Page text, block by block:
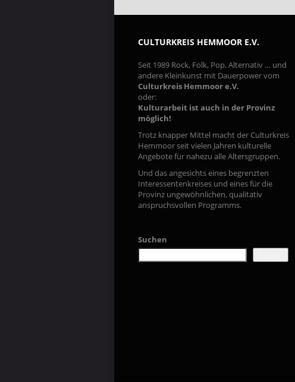
CULTURKREIS HEMMOOR E.V.
Seit 1989 Rock, Folk, Pop, Alternativ … und
andere Kleinkunst mit Dauerpower vom
Culturkreis Hemmoor e.V.
oder:
Kulturarbeit ist auch in der Provinz
möglich!
Trotz knapper Mittel macht der Culturkreis
Hemmoor seit vielen Jahren kulturelle
Angebote für nahezu alle Altersgruppen.
Und das angesichts eines begrenzten
Interessentenkreises und eines für die
Provinz ungewöhnlichen, qualitativ
anspruchsvollen Programms.
Suchen